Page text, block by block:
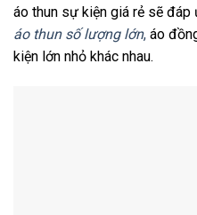
áo thun sự kiện giá rẻ sẽ
áo thun số lượng lớn, áo
kiện lớn nhỏ khác nhau.